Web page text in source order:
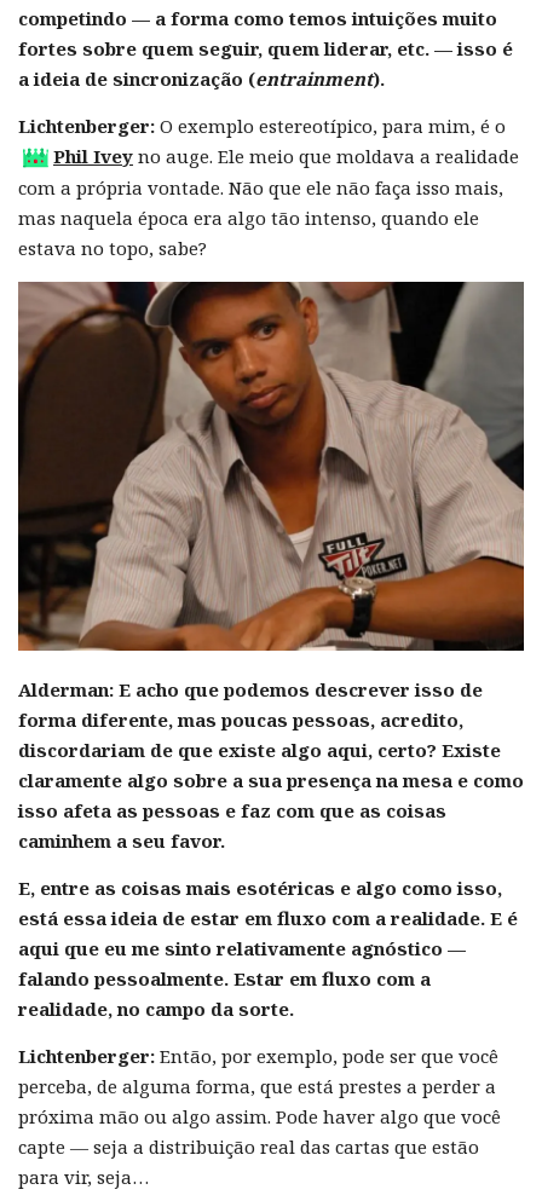
competindo — a forma como temos intuições muito
fortes sobre quem seguir, quem liderar, etc. — isso é
a ideia de sincronização (entrainment).
Lichtenberger: O exemplo estereotípico, para mim, é o
Phil Ivey no auge. Ele meio que moldava a realidade
com a própria vontade. Não que ele não faça isso mais,
mas naquela época era algo tão intenso, quando ele
estava no topo, sabe?
Alderman: E acho que podemos descrever isso de
forma diferente, mas poucas pessoas, acredito,
discordariam de que existe algo aqui, certo? Existe
claramente algo sobre a sua presença na mesa e como
isso afeta as pessoas e faz com que as coisas
caminhem a seu favor.
E, entre as coisas mais esotéricas e algo como isso,
está essa ideia de estar em fluxo com a realidade. E é
aqui que eu me sinto relativamente agnóstico —
falando pessoalmente. Estar em fluxo com a
realidade, no campo da sorte.
Lichtenberger: Então, por exemplo, pode ser que você
perceba, de alguma forma, que está prestes a perder a
próxima mão ou algo assim. Pode haver algo que você
capte — seja a distribuição real das cartas que estão
para vir, seja…